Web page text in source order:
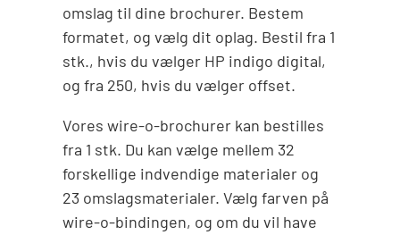
omslag til dine brochurer. Bestem
formatet, og vælg dit oplag. Bestil fra 1
stk., hvis du vælger HP indigo digital,
og fra 250, hvis du vælger offset.
Vores wire-o-brochurer kan bestilles
fra 1 stk. Du kan vælge mellem 32
forskellige indvendige materialer og
23 omslagsmaterialer. Vælg farven på
wire-o-bindingen, og om du vil have